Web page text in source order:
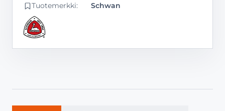
Tuotemerkki: Schwan